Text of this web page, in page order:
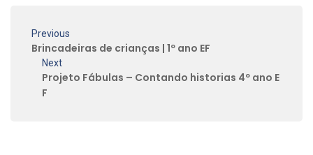
Previous
Brincadeiras de crianças | 1º ano EF
Next
Projeto Fábulas – Contando historias 4º ano E
F